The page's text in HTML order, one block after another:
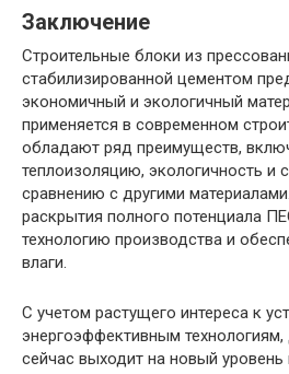
Заключение
Строительные блоки из
стабилизированной цементом
экономичный и экологичный
применяется в современном
обладают ряд преимуществ,
теплоизоляцию, экологичность и
сравнению с другими
раскрытия полного потенциала
технологию производства и
влаги.
С учетом растущего интереса к
энергоэффективным
сейчас выходит на новый уровень